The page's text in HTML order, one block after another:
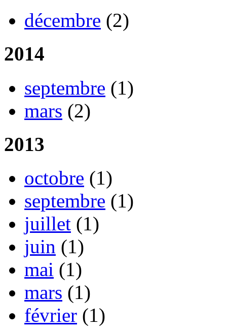
décembre (2)
2014
septembre (1)
mars (2)
2013
octobre (1)
septembre (1)
juillet (1)
juin (1)
mai (1)
mars (1)
février (1)